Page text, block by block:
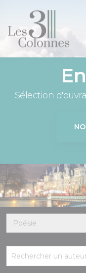
Sélection